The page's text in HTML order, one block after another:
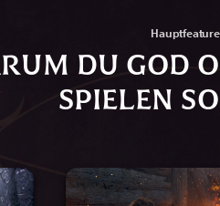
DU GOD
SPIELEN